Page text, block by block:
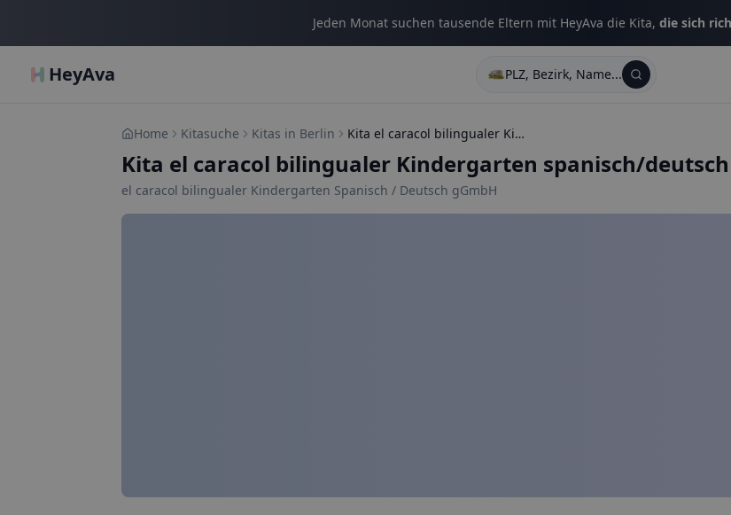
Jeden Monat suchen tausende Eltern mit HeyAva die Kita, die sich
HeyAva PLZ, Bezirk, Name...
Home Kitasuche Kitas in Berlin Kita el caracol bilingualer Kindergarten spanisch/deutsch
Kita el caracol bilingualer Kindergarten spanisch/deutsch
el caracol bilingualer Kindergarten Spanisch / Deutsch gGmbH